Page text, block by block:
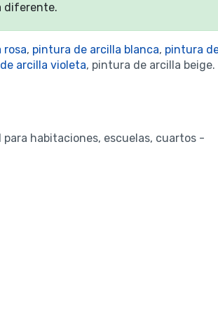
diferente.
rosa, pintura de arcilla blanca, pintura
arcilla violeta, pintura de arcilla beige.
habitaciones, escuelas, cuartos -